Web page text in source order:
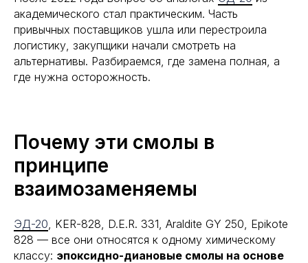
академического стал практическим. Часть
привычных поставщиков ушла или перестроила
логистику, закупщики начали смотреть на
альтернативы. Разбираемся, где замена полная, а
где нужна осторожность.
Почему эти смолы в
принципе
взаимозаменяемы
ЭД-20, KER-828, D.E.R. 331, Araldite GY 250, Epikote
828 — все они относятся к одному химическому
классу: эпоксидно-диановые смолы на основе